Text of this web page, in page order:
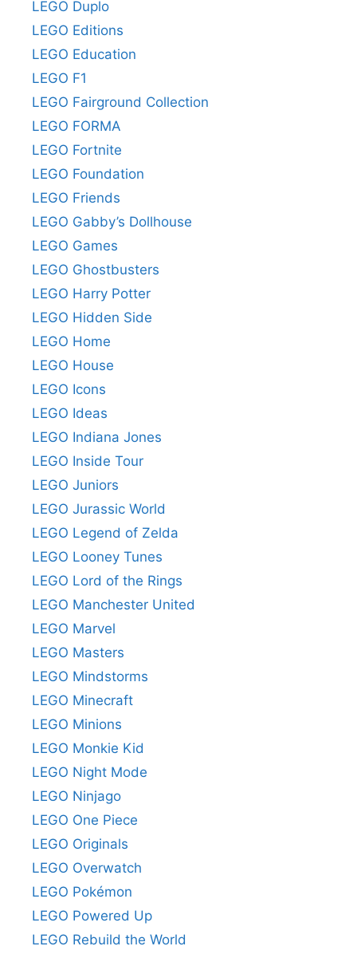
LEGO Duplo
LEGO Editions
LEGO Education
LEGO F1
LEGO Fairground Collection
LEGO FORMA
LEGO Fortnite
LEGO Foundation
LEGO Friends
LEGO Gabby’s Dollhouse
LEGO Games
LEGO Ghostbusters
LEGO Harry Potter
LEGO Hidden Side
LEGO Home
LEGO House
LEGO Icons
LEGO Ideas
LEGO Indiana Jones
LEGO Inside Tour
LEGO Juniors
LEGO Jurassic World
LEGO Legend of Zelda
LEGO Looney Tunes
LEGO Lord of the Rings
LEGO Manchester United
LEGO Marvel
LEGO Masters
LEGO Mindstorms
LEGO Minecraft
LEGO Minions
LEGO Monkie Kid
LEGO Night Mode
LEGO Ninjago
LEGO One Piece
LEGO Originals
LEGO Overwatch
LEGO Pokémon
LEGO Powered Up
LEGO Rebuild the World